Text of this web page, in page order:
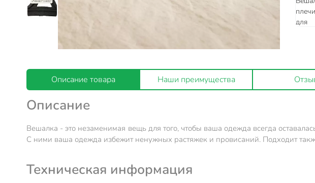
Описание товара Наши преимущества
Описание
Вешалка - это незаменимая вещь для того, чтобы ваша одежда всегда
С ними ваша одежда избежит ненужных растяжек и провисаний. Подходит
Техническая информация